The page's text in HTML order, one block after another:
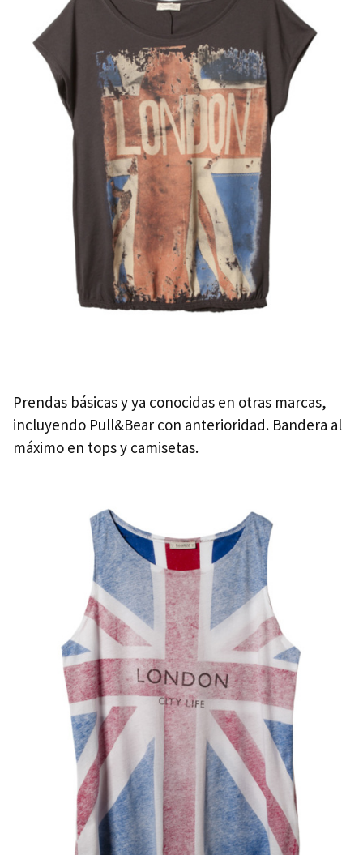
Prendas básicas y ya conocidas en otras marcas,
incluyendo Pull&Bear con anterioridad. Bandera al
máximo en tops y camisetas.